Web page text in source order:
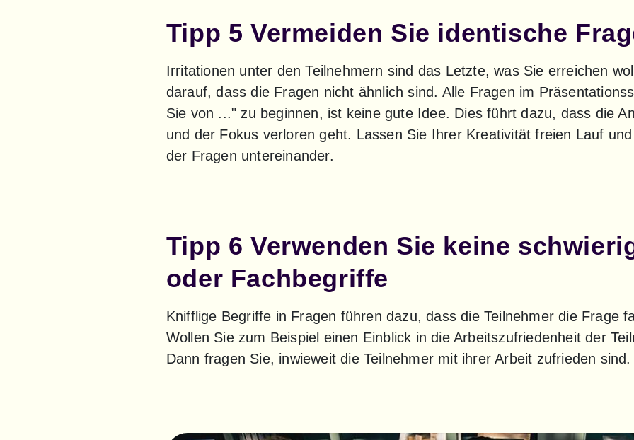
Tipp 5 Vermeiden Sie identische
Irritationen unter den Teilnehmern sind das Letzte, was Sie erreichen
darauf, dass die Fragen nicht ähnlich sind. Alle Fragen im
Sie von ..." zu beginnen, ist keine gute Idee. Dies führt dazu, dass die
und der Fokus verloren geht. Lassen Sie Ihrer Kreativität freien Lauf
der Fragen untereinander.
Tipp 6 Verwenden Sie keine
oder Fachbegriffe
Knifflige Begriffe in Fragen führen dazu, dass die Teilnehmer die Frage
Wollen Sie zum Beispiel einen Einblick in die Arbeitszufriedenheit der
Dann fragen Sie, inwieweit die Teilnehmer mit ihrer Arbeit zufrieden sind.